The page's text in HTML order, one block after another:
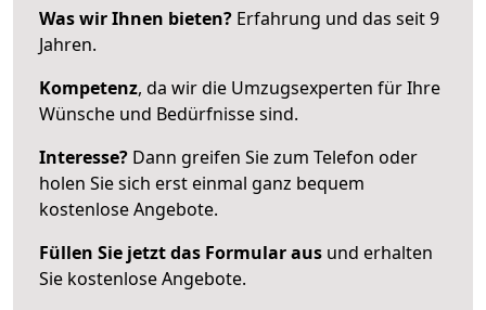
Was wir Ihnen bieten? Erfahrung und das seit 9
Jahren.
Kompetenz, da wir die Umzugsexperten für Ihre
Wünsche und Bedürfnisse sind.
Interesse? Dann greifen Sie zum Telefon oder
holen Sie sich erst einmal ganz bequem
kostenlose Angebote.
Füllen Sie jetzt das Formular aus und erhalten
Sie kostenlose Angebote.